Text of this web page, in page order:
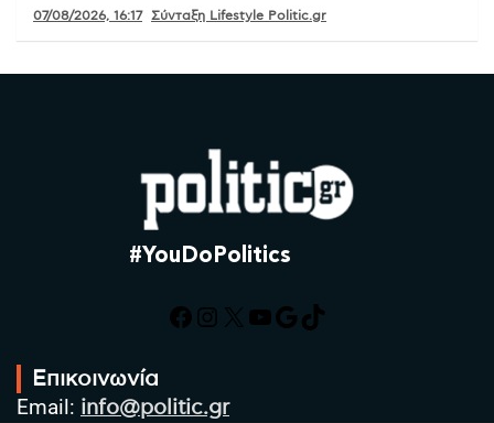
07/08/2026, 16:17 Σύνταξη Lifestyle Politic.gr
#YouDoPolitics
Facebook
Instagram
X YouTube
Google
TikTok
Επικοινωνία
Email: info@politic.gr